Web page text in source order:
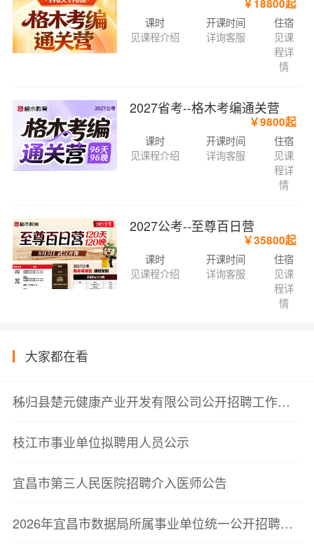
￥18800起
课时
见课程介绍
开课时间
详询客服
住宿
见课
程详
情
2027省考--格木考编通关营
￥9800起
课时
见课程介绍
开课时间
详询客服
住宿
见课
程详
情
2027公考--至尊百日营
￥35800起
课时
见课程介绍
开课时间
详询客服
住宿
见课
程详
情
大家都在看
秭归县楚元健康产业开发有限公司公开招聘工作人员笔试成绩公告
枝江市事业单位拟聘用人员公示
宜昌市第三人民医院招聘介入医师公告
2026年宜昌市数据局所属事业单位统一公开招聘工作人员拟聘用人员公示公告